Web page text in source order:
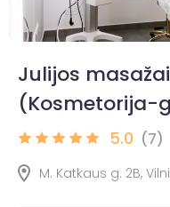
Julijos
(Kosmetorija-
5.0 (7)
M. Katkaus g. 2B,